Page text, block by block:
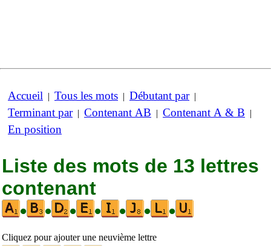
Accueil | Tous les mots | Débutant par|
Terminant par| Contenant AB | Contenant A & B |
En position
Liste des mots de 13 lettres
contenant
•
• • • • • •
Cliquez pour ajouter une neuvième lettre